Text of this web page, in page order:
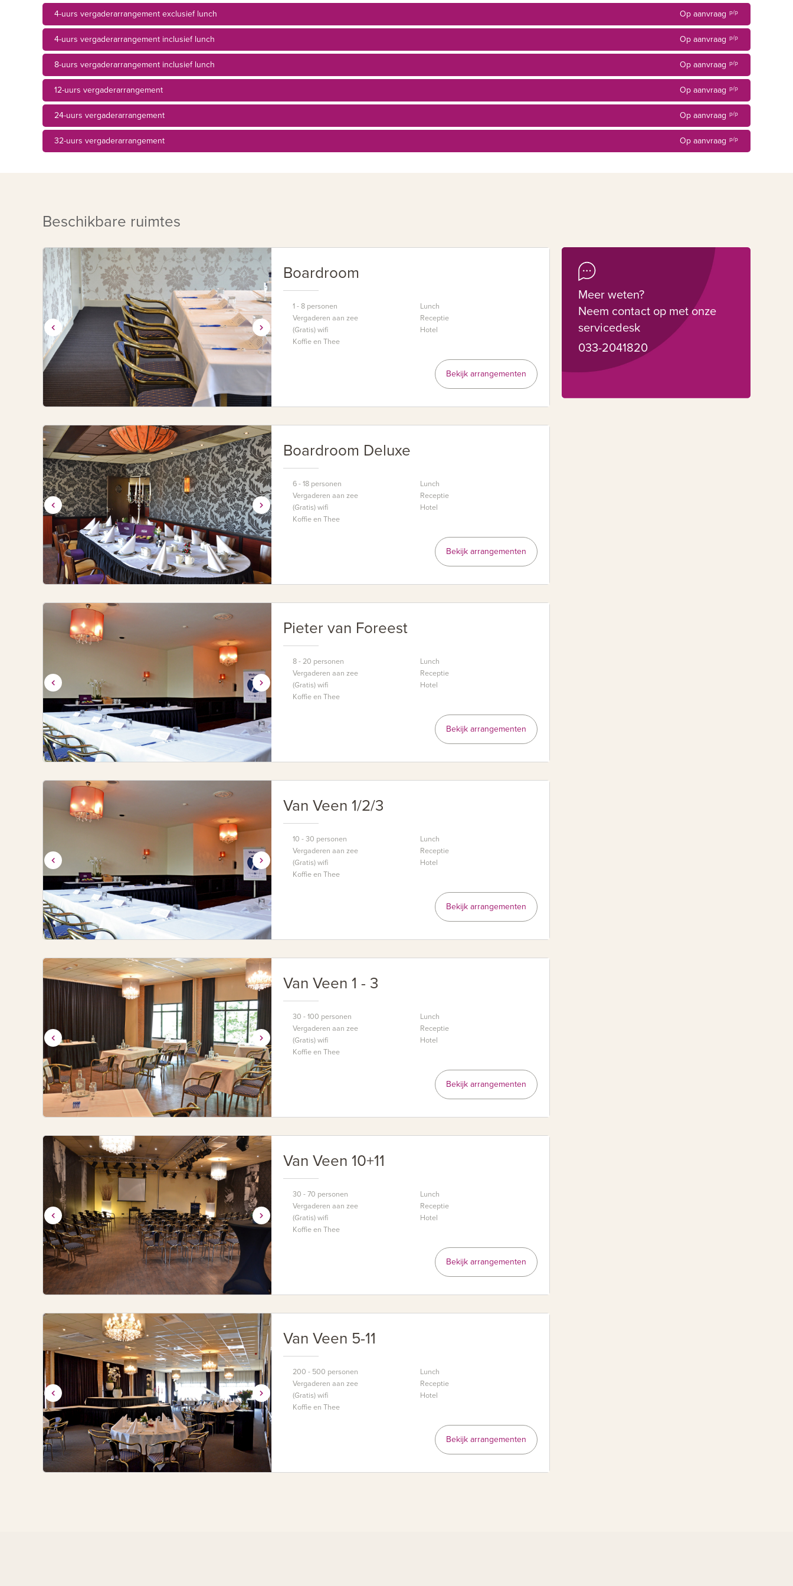
4-uurs vergaderarrangement exclusief lunch Op aanvraag p/p
4-uurs vergaderarrangement inclusief lunch Op aanvraag p/p
8-uurs vergaderarrangement inclusief lunch Op aanvraag p/p
12-uurs vergaderarrangement Op aanvraag p/p
24-uurs vergaderarrangement Op aanvraag p/p
32-uurs vergaderarrangement Op aanvraag p/p
Beschikbare ruimtes
Boardroom
1 - 8 personen
Vergaderen aan zee
(Gratis) wifi
Koffie en Thee
Lunch
Receptie
Hotel
Bekijk arrangementen
Boardroom Deluxe
6 - 18 personen
Vergaderen aan zee
(Gratis) wifi
Koffie en Thee
Lunch
Receptie
Hotel
Bekijk arrangementen
Pieter van Foreest
8 - 20 personen
Vergaderen aan zee
(Gratis) wifi
Koffie en Thee
Lunch
Receptie
Hotel
Bekijk arrangementen
Van Veen 1/2/3
10 - 30 personen
Vergaderen aan zee
(Gratis) wifi
Koffie en Thee
Lunch
Receptie
Hotel
Bekijk arrangementen
Van Veen 1 - 3
30 - 100 personen
Vergaderen aan zee
(Gratis) wifi
Koffie en Thee
Lunch
Receptie
Hotel
Bekijk arrangementen
Van Veen 10+11
30 - 70 personen
Vergaderen aan zee
(Gratis) wifi
Koffie en Thee
Lunch
Receptie
Hotel
Bekijk arrangementen
Van Veen 5-11
200 - 500 personen
Vergaderen aan zee
(Gratis) wifi
Koffie en Thee
Lunch
Receptie
Hotel
Bekijk arrangementen
Meer weten?
Neem contact op met onze
servicedesk
033-2041820